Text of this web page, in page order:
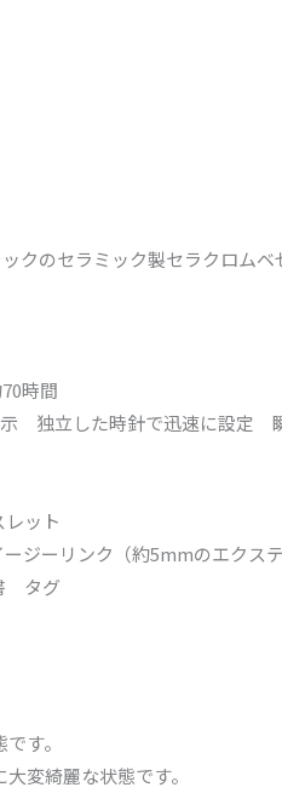
クのセラミック製セラクロム
時間
独立した時針で迅速に設定
ット
ジーリンク（約5mmのエクス
タグ
す。
変綺麗な状態です。